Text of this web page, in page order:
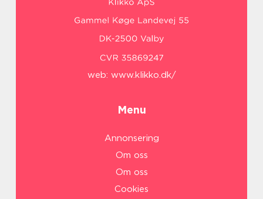
web: www.klikko.dk/
Menu
Annonsering
Om oss
Om oss
Cookies